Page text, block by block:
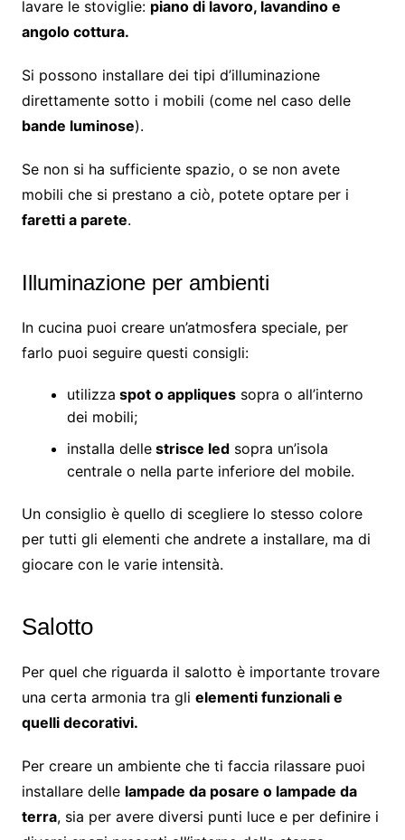
lavare le stoviglie: piano di lavoro, lavandino e
angolo cottura.
Si possono installare dei tipi d’illuminazione
direttamente sotto i mobili (come nel caso delle
bande luminose).
Se non si ha sufficiente spazio, o se non avete
mobili che si prestano a ciò, potete optare per i
faretti a parete.
Illuminazione per ambienti
In cucina puoi creare un’atmosfera speciale, per
farlo puoi seguire questi consigli:
utilizza spot o appliquessopra o all’interno
dei mobili;
installa dellestrisce ledsopra un’isola
centrale o nella parte inferiore del mobile.
Un consiglio è quello di scegliere lo stesso colore
per tutti gli elementi che andrete a installare, ma di
giocare con le varie intensità.
Salotto
Per quel che riguarda il salotto è importante trovare
una certa armonia tra gli elementi funzionali e
quelli decorativi.
Per creare un ambiente che ti faccia rilassare puoi
installare delle lampade da posare o lampade da
terra, sia per avere diversi punti luce e per definire i